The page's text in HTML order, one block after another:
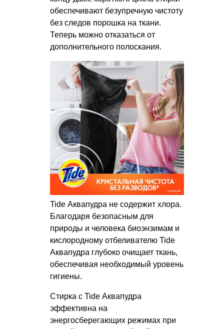
обеспечивают безупречную чистоту
без следов порошка на ткани.
Теперь можно отказаться от
дополнительного полоскания.
Tide Аквапудра не содержит хлора.
Благодаря безопасным для
природы и человека биоэнзимам и
кислородному отбеливателю Tide
Аквапудра глубоко очищает ткань,
обеспечивая необходимый уровень
гигиены.
Стирка с Tide Аквапудра
эффективна на
энергосберегающих режимах при